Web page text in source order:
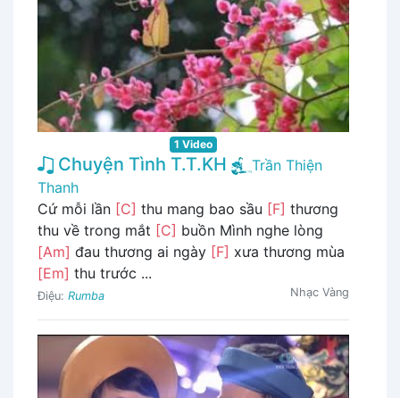
1 Video
Chuyện Tình T.T.KH
Trần Thiện
Thanh
Cứ mỗi lần [C] thu mang bao sầu [F] thương
thu về trong mắt [C] buồn Mình nghe lòng
[Am] đau thương ai ngày [F] xưa thương mùa
[Em] thu trước ...
Điệu: Rumba Nhạc Vàng